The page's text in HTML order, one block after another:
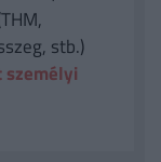
stb.)
személyi